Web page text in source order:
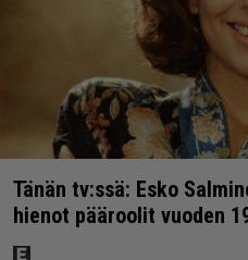
Tänän tv:ssä: Esko
hienot pääroolit vuoden